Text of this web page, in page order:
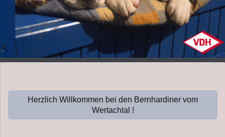
Herzlich Willkommen bei den Bernhardiner vom
Wertachtal !